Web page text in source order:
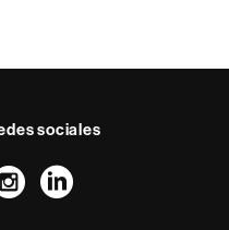
sociales
Instagram
LinkedIn